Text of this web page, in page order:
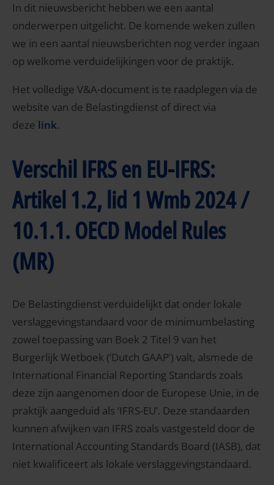
In dit nieuwsbericht hebben we een aantal
onderwerpen uitgelicht. De komende weken zullen
we in een aantal nieuwsberichten nog verder ingaan
op welkome verduidelijkingen voor de praktijk.
Het volledige V&A-document is te raadplegen via de
website van de Belastingdienst of direct via
deze link.
Verschil IFRS en EU-IFRS:
Artikel 1.2, lid 1 Wmb 2024 /
10.1.1. OECD Model Rules
(MR)
De Belastingdienst verduidelijkt dat onder lokale
verslaggevingstandaard voor de minimumbelasting
zowel toepassing van Boek 2 Titel 9 van het
Burgerlijk Wetboek (‘Dutch GAAP’) valt, alsmede de
International Financial Reporting Standards zoals
deze zijn aangenomen door de Europese Unie, in de
praktijk aangeduid als ‘IFRS-EU’. Deze standaarden
kunnen afwijken van IFRS zoals vastgesteld door de
International Accounting Standards Board (IASB), dat
niet kwalificeert als lokale verslaggevingstandaard.